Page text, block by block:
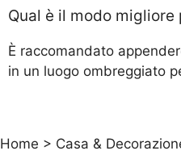
Qual è il modo
È raccomandato
in un luogo ombreggiato
Home > Casa &